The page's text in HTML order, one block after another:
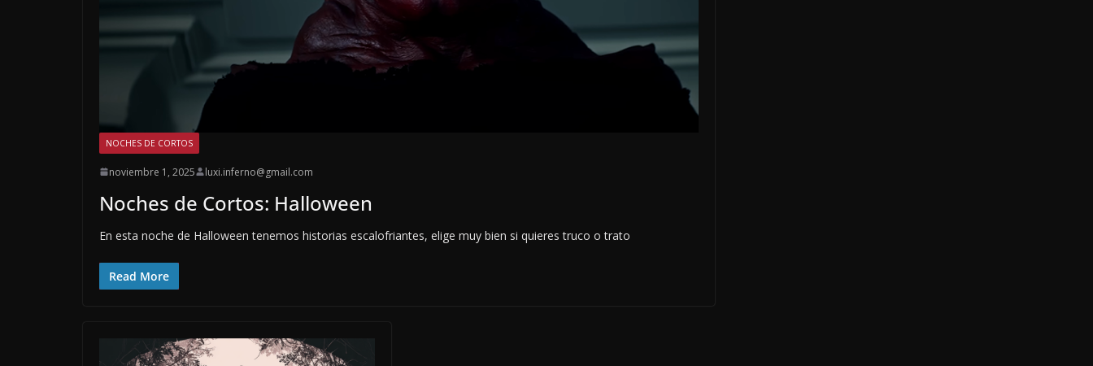
NOCHES DE CORTOS
noviembre 1, 2025 luxi.inferno@gmail.com
Noches de Cortos: Halloween
En esta noche de Halloween tenemos historias escalofriantes, elige muy bien si quieres truco o trato
Read More